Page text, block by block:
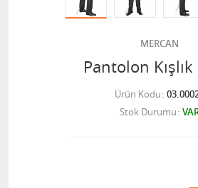
MERCAN
Pantolon Kışlık
Ürün Kodu
Stok Durumu